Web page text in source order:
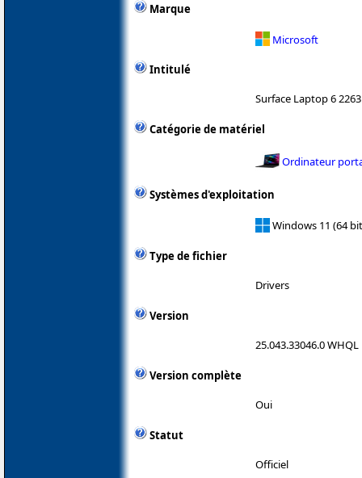
Marque
Microsoft
Intitulé
Surface Laptop 6
Catégorie de matériel
Ordinateur
Systèmes d'exploitation
Windows 11 (64
Type de fichier
Drivers
Version
25.043.33046.0 WHQL
Version complète
Oui
Statut
Officiel